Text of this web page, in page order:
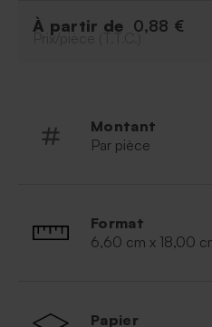
rajouté.
À partir de 0,88 €
Prix/pièce (T.T.C.)
Montant
Par pièce
Format
6,60 cm x 18,00
Papier